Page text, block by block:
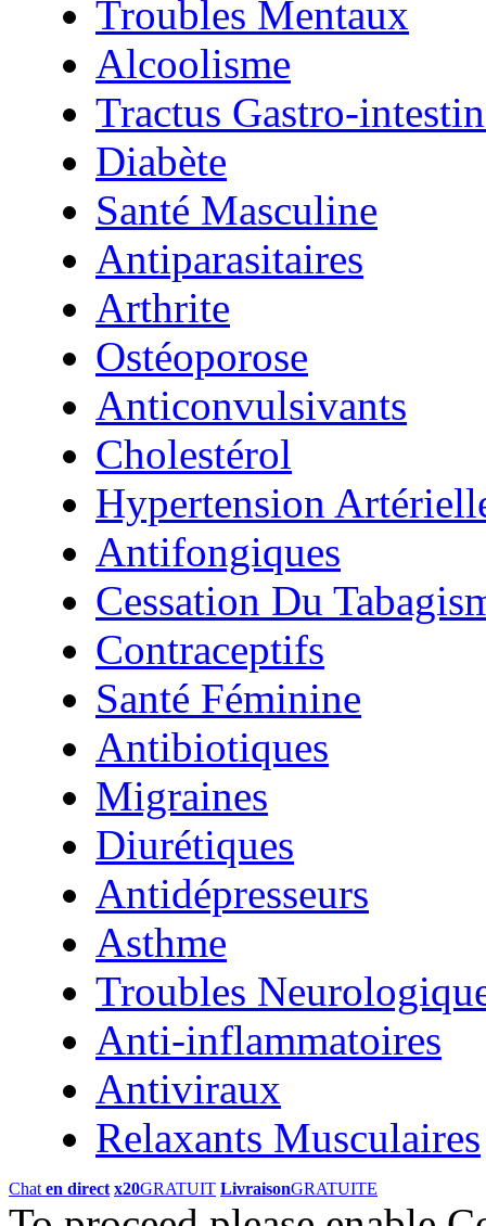
Troubles Mentaux
Alcoolisme
Tractus Gastro-
Diabète
Santé Masculine
Antiparasitaires
Arthrite
Ostéoporose
Anticonvulsivants
Cholestérol
Hypertension
Antifongiques
Cessation Du
Contraceptifs
Santé Féminine
Antibiotiques
Migraines
Diurétiques
Antidépresseurs
Asthme
Troubles
Anti-inflammatoires
Antiviraux
Relaxants Musculaires
Chat en direct x20GRATUIT LivraisonGRATUITE